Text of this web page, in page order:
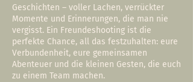
Geschichten – voller Lachen, verrückter
Momente und Erinnerungen, die man nie
vergisst. Ein Freundeshooting ist die
perfekte Chance, all das festzuhalten: eure
Verbundenheit, eure gemeinsamen
Abenteuer und die kleinen Gesten, die euch
zu einem Team machen.